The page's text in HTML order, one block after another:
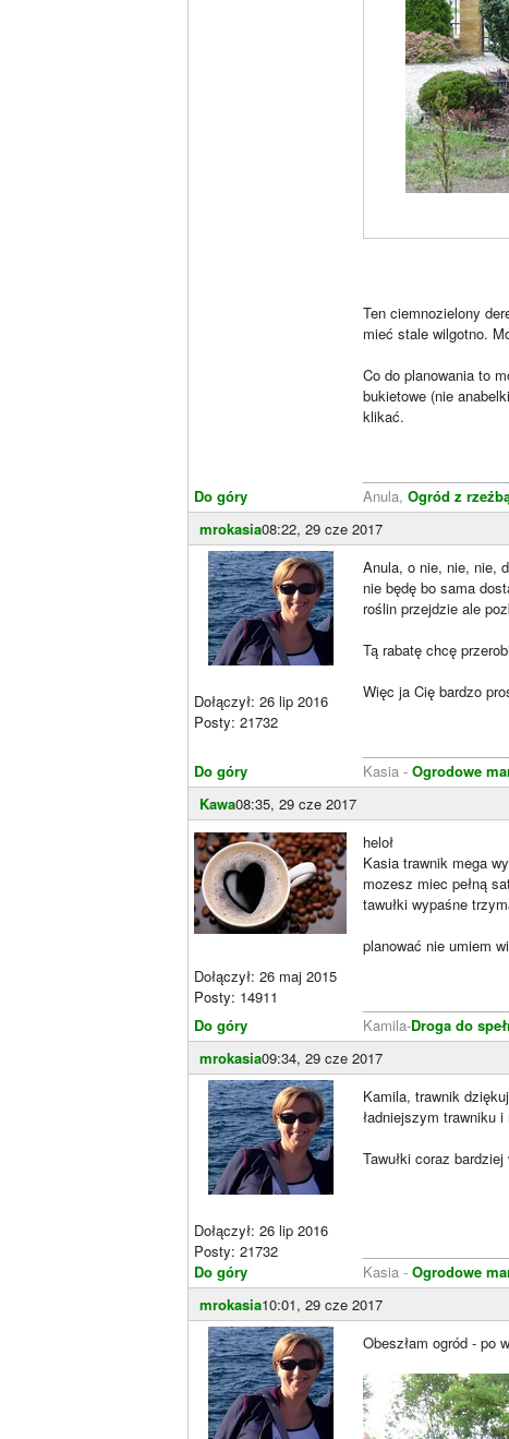
Do góry
Ten ciemnozielony
mieć stale wilgotno.
Co do planowania to
bukietowe (nie
klikać.
Anula, Ogród z
mrokasia08:22, 29 cze 2017
Dołączył: 26 lip 2016
Posty: 21732
Do góry
Anula, o nie, nie, nie,
nie będę bo sama
roślin przejdzie ale
Tą rabatę chcę
Więc ja Cię bardzo
Kasia - Ogrodowe
Kawa08:35, 29 cze 2017
Dołączył: 26 maj 2015
Posty: 14911
Do góry
heloł
Kasia trawnik mega
mozesz miec pełną
tawułki wypaśne
planować nie umiem
Kamila-Droga do
mrokasia09:34, 29 cze 2017
Dołączył: 26 lip 2016
Posty: 21732
Do góry
Kamila, trawnik
ładniejszym trawniku i
Tawułki coraz
Kasia - Ogrodowe
mrokasia10:01, 29 cze 2017
Obeszłam ogród - po